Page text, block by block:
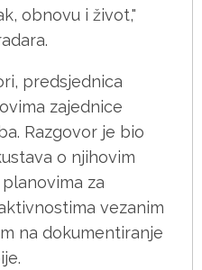
obnovu i život,"
predsjednica
zajednice
Razgovor je bio
o njihovim
za
vezanim
na dokumentiranje